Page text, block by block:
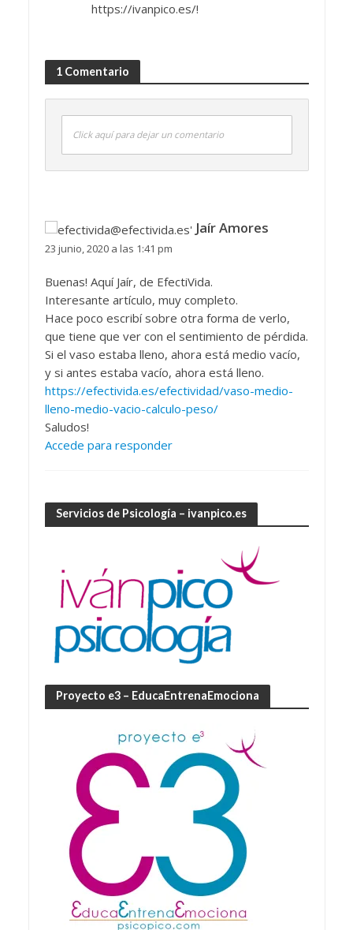
https://ivanpico.es/!
1 Comentario
Click aquí para dejar un comentario
Jaír Amores
23 junio, 2020 a las 1:41 pm
Buenas! Aquí Jaír, de EfectiVida.
Interesante artículo, muy completo.
Hace poco escribí sobre otra forma de verlo,
que tiene que ver con el sentimiento de pérdida.
Si el vaso estaba lleno, ahora está medio vacío,
y si antes estaba vacío, ahora está lleno.
https://efectivida.es/efectividad/vaso-medio-
lleno-medio-vacio-calculo-peso/
Saludos!
Accede para responder
Servicios de Psicología – ivanpico.es
Proyecto e3 – EducaEntrenaEmociona